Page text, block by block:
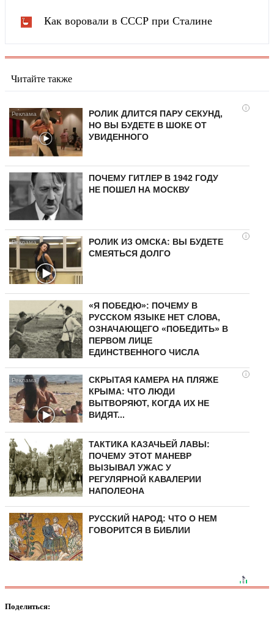
Как воровали в СССР при Сталине
Читайте также
i
РОЛИК ДЛИТСЯ ПАРУ СЕКУНД,
НО ВЫ БУДЕТЕ В ШОКЕ ОТ
УВИДЕННОГО
ПОЧЕМУ ГИТЛЕР В 1942 ГОДУ
НЕ ПОШЕЛ НА МОСКВУ
i
РОЛИК ИЗ ОМСКА: ВЫ БУДЕТЕ
СМЕЯТЬСЯ ДОЛГО
«Я ПОБЕДЮ»: ПОЧЕМУ В
РУССКОМ ЯЗЫКЕ НЕТ СЛОВА,
ОЗНАЧАЮЩЕГО «ПОБЕДИТЬ» В
ПЕРВОМ ЛИЦЕ
ЕДИНСТВЕННОГО ЧИСЛА
i
СКРЫТАЯ КАМЕРА НА ПЛЯЖЕ
КРЫМА: ЧТО ЛЮДИ
ВЫТВОРЯЮТ, КОГДА ИХ НЕ
ВИДЯТ...
ТАКТИКА КАЗАЧЬЕЙ ЛАВЫ:
ПОЧЕМУ ЭТОТ МАНЕВР
ВЫЗЫВАЛ УЖАС У
РЕГУЛЯРНОЙ КАВАЛЕРИИ
НАПОЛЕОНА
РУССКИЙ НАРОД: ЧТО О НЕМ
ГОВОРИТСЯ В БИБЛИИ
Поделиться: